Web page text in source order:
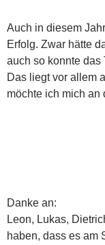
Auch in diesem
Erfolg. Zwar hätte
auch so konnte das
Das liegt vor allem
möchte ich mich an
Danke an:
Leon, Lukas,
haben, dass es am